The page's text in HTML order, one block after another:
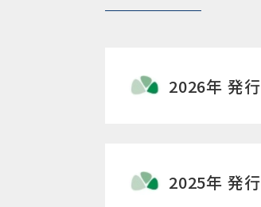
2026年 発行
2025年 発行